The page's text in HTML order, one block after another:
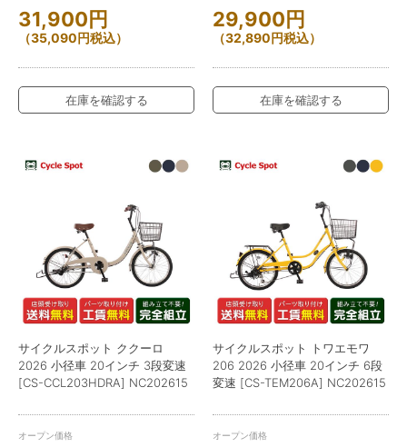
31,900円
（35,090円税込）
在庫を確認する
29,900円
（32,890円税込）
在庫を確認する
サイクルスポット ククーロ
2026 小径車 20インチ 3段変速
[CS-CCL203HDRA] NC202615
オープン価格
サイクルスポット トワエモワ
206 2026 小径車 20インチ 6段
変速 [CS-TEM206A] NC202615
オープン価格